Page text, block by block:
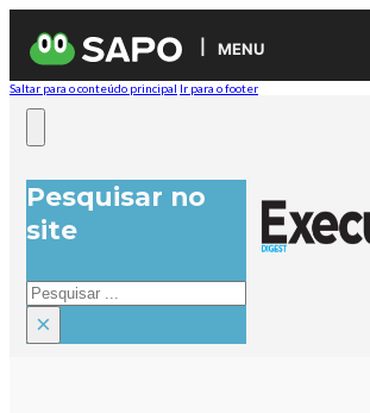
MENU
Saltar para o conteúdo principal Ir para o footer
Pesquisar no
site
Pesquisar
×